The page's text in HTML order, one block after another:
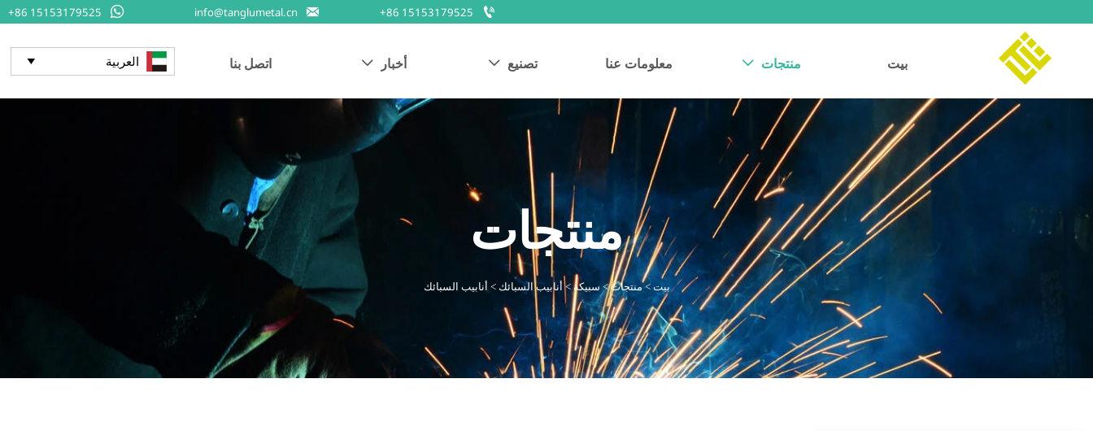

+86 15153179525

info@tanglumetal.cn

+86 15153179525
بيت منتجات  معلومات عنا تصنيع  أخبار  اتصل بنا العربية 
منتجات
بيت >منتجات>سبيكة>أنابيب السبائك > أنابيب السبائك